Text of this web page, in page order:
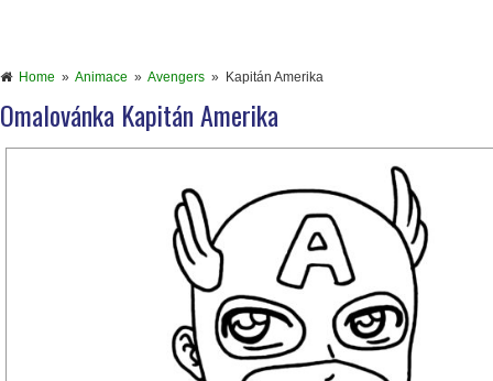
Home » Animace » Avengers » Kapitán Amerika
Omalovánka Kapitán Amerika